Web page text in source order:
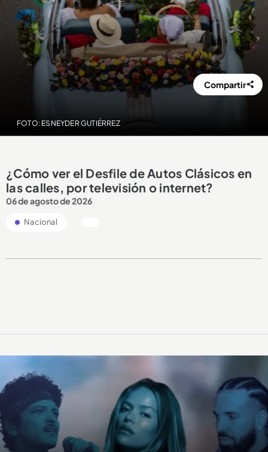
FOTO: ESNEYDER GUTIÉRREZ
Compartir
¿Cómo ver el Desfile de Autos Clásicos en
las calles, por televisión o internet?
06 de agosto de 2026
Nacional